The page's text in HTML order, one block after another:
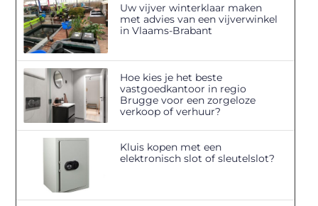
Uw vijver winterklaar maken
met advies van een vijverwinkel
in Vlaams-Brabant
Hoe kies je het beste
vastgoedkantoor in regio
Brugge voor een zorgeloze
verkoop of verhuur?
Kluis kopen met een
elektronisch slot of sleutelslot?